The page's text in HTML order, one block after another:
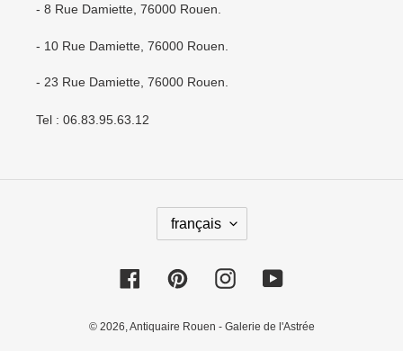
- 8 Rue Damiette, 76000 Rouen.
- 10 Rue Damiette, 76000 Rouen.
- 23 Rue Damiette, 76000 Rouen.
Tel : 06.83.95.63.12
A
G
E
français
FacebookPinterestInstagramYouTube
© 2026, Antiquaire Rouen - Galerie de l'Astrée